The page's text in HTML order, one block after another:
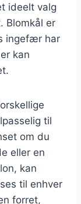
ideelt valg
Blomkål er
ingefær har
kan
til
om du
eller en
kan
til enhver
forret,